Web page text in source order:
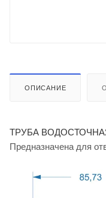
ОПИСАНИЕ
ТРУБА ВОДОСТОЧНАЯ
Предназначена для